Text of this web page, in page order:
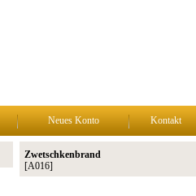
Neues Konto Kontakt
Zwetschkenbrand
[A016]